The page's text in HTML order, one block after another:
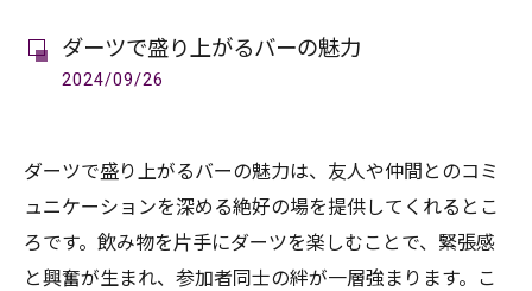
ダーツで盛り上がるバーの魅力
2024/09/26
ダーツで盛り上がるバーの魅力は、友人や仲間とのコミ
ュニケーションを深める絶好の場を提供してくれるとこ
ろです。飲み物を片手にダーツを楽しむことで、緊張感
と興奮が生まれ、参加者同士の絆が一層強まります。こ